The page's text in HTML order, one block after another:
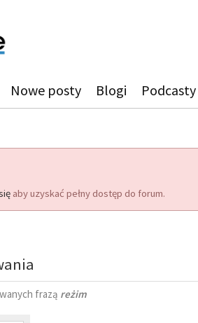
Nowe posty Blogi Podcasty
aby uzyskać pełny dostęp do forum.
frazą reżim